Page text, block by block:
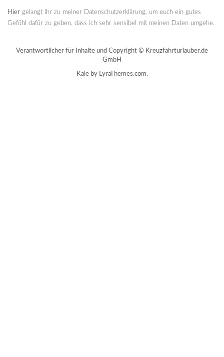
Hier gelangt ihr zu meiner Datenschutzerklärung, um euch ein gutes
Gefühl dafür zu geben, dass ich sehr sensibel mit meinen Daten umgehe.
Verantwortlicher für Inhalte und Copyright © Kreuzfahrturlauber.de
GmbH
Kaleby LyraThemes.com.